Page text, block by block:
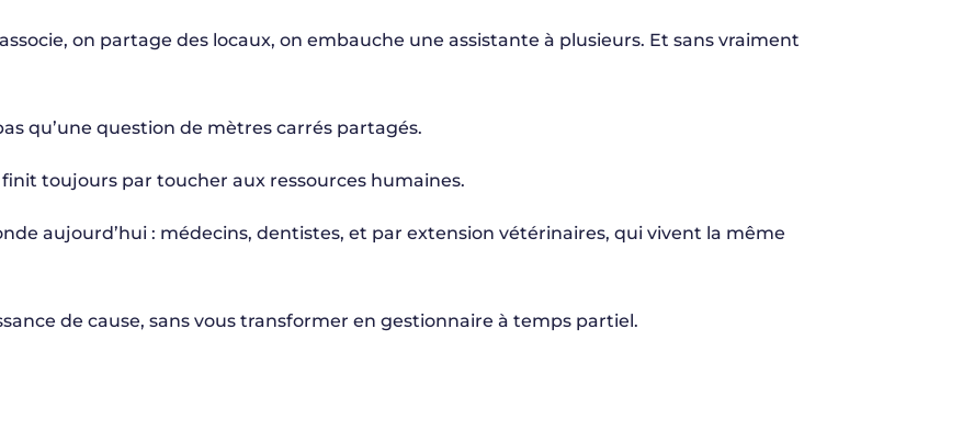
on partage des locaux, on embauche une assistante à plusieurs. Et sans vraiment
qu’une question de mètres carrés partagés.
toujours par toucher aux ressources humaines.
aujourd’hui : médecins, dentistes, et par extension vétérinaires, qui vivent la même
de cause, sans vous transformer en gestionnaire à temps partiel.